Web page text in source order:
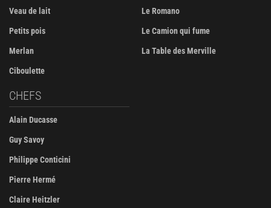
Veau de lait
Petits pois
Merlan
Ciboulette
Le Romano
Le Camion qui fume
La Table des Merville
CHEFS
Alain Ducasse
Guy Savoy
Philippe Conticini
Pierre Hermé
Claire Heitzler